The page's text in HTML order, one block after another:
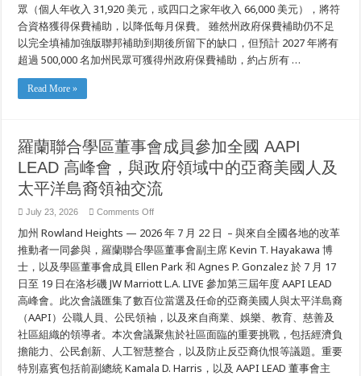
眾（個人年收入 31,920 美元，或四口之家年收入 66,000 美元），將符
合資格獲得保費補助，以降低每月保費。 雖然州政府保費補助仍不足
以完全填補加強版聯邦補助到期後所留下的缺口，但預計 2027 年將有
超過 500,000 名加州民眾可獲得州政府保費補助，約占所有 …
Read More »
羅蘭聯合學區董事會成員參加全國 AAPI
LEAD 高峰會，與政府領域中的亞裔美國人及
太平洋島裔領袖交流
July 23, 2026 Comments Offon
蘭
聯
合
學
區
董
事
會
成
員
參
加
加州 Rowland Heights — 2026 年 7 月 22 日 – 與來自全國各地的改革
推動者一同參與，羅蘭聯合學區董事會副主席 Kevin T. Hayakawa 博
士，以及學區董事會成員 Ellen Park 和 Agnes P. Gonzalez 於 7 月 17
日至 19 日在洛杉磯 JW Marriott L.A. LIVE 參加第三屆年度 AAPI LEAD
高峰會。此次會議匯集了數百位當選及任命的亞裔美國人與太平洋島裔
（AAPI）公職人員、公民領袖，以及來自商業、娛樂、教育、慈善及
社區組織的領導者。本次會議聚焦於社區面臨的重要挑戰，包括經濟負
擔能力、公民創新、人工智慧整合，以及防止反亞裔仇恨等議題。重要
特別嘉賓包括前副總統 Kamala D. Harris，以及 AAPI LEAD 董事會主